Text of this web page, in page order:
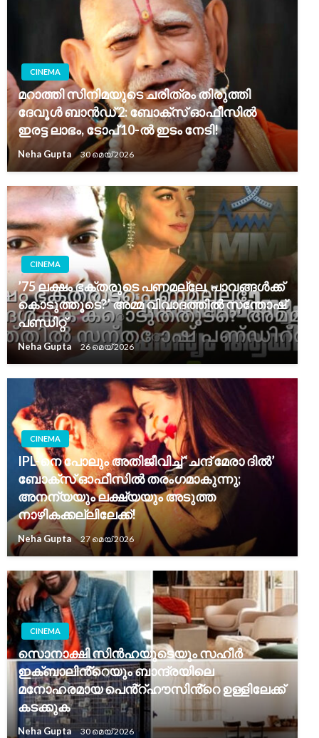
CINEMA
മറാത്തി സിനിമയുടെ ചരിത്രം തിരുത്തി
ദേവൂൾ ബാൻഡ് 2: ബോക്സ് ഓഫീസിൽ
ഇരട്ട ലാഭം, ടോപ് 10-ൽ ഇടം നേടി!
Neha Gupta 30 മെയ്‌ 2026
CINEMA
’75 ലക്ഷം ഭക്തരുടെ പണമല്ലേ, പാവങ്ങൾക്ക്
കൊടുത്തൂടെ?’ അമ്മ വിവാദത്തിൽ സന്തോഷ്
പണ്ഡിറ്റ്
Neha Gupta 26 മെയ്‌ 2026
CINEMA
IPL-നെ പോലും അതിജീവിച്ച് ‘ചന്ദ് മേരാ ദിൽ’
ബോക്സ് ഓഫീസിൽ തരംഗമാകുന്നു;
അനന്യയും ലക്ഷ്യയും അടുത്ത
നാഴികക്കല്ലിലേക്ക്!
Neha Gupta 27 മെയ്‌ 2026
CINEMA
സൊനാക്ഷി സിൻഹയുടെയും സഹീർ
ഇക്ബാലിൻ്റെയും ബാന്ദ്രയിലെ
മനോഹരമായ പെൻ്റ്‌ഹൗസിൻ്റെ ഉള്ളിലേക്ക്
കടക്കുക
Neha Gupta 30 മെയ്‌ 2026